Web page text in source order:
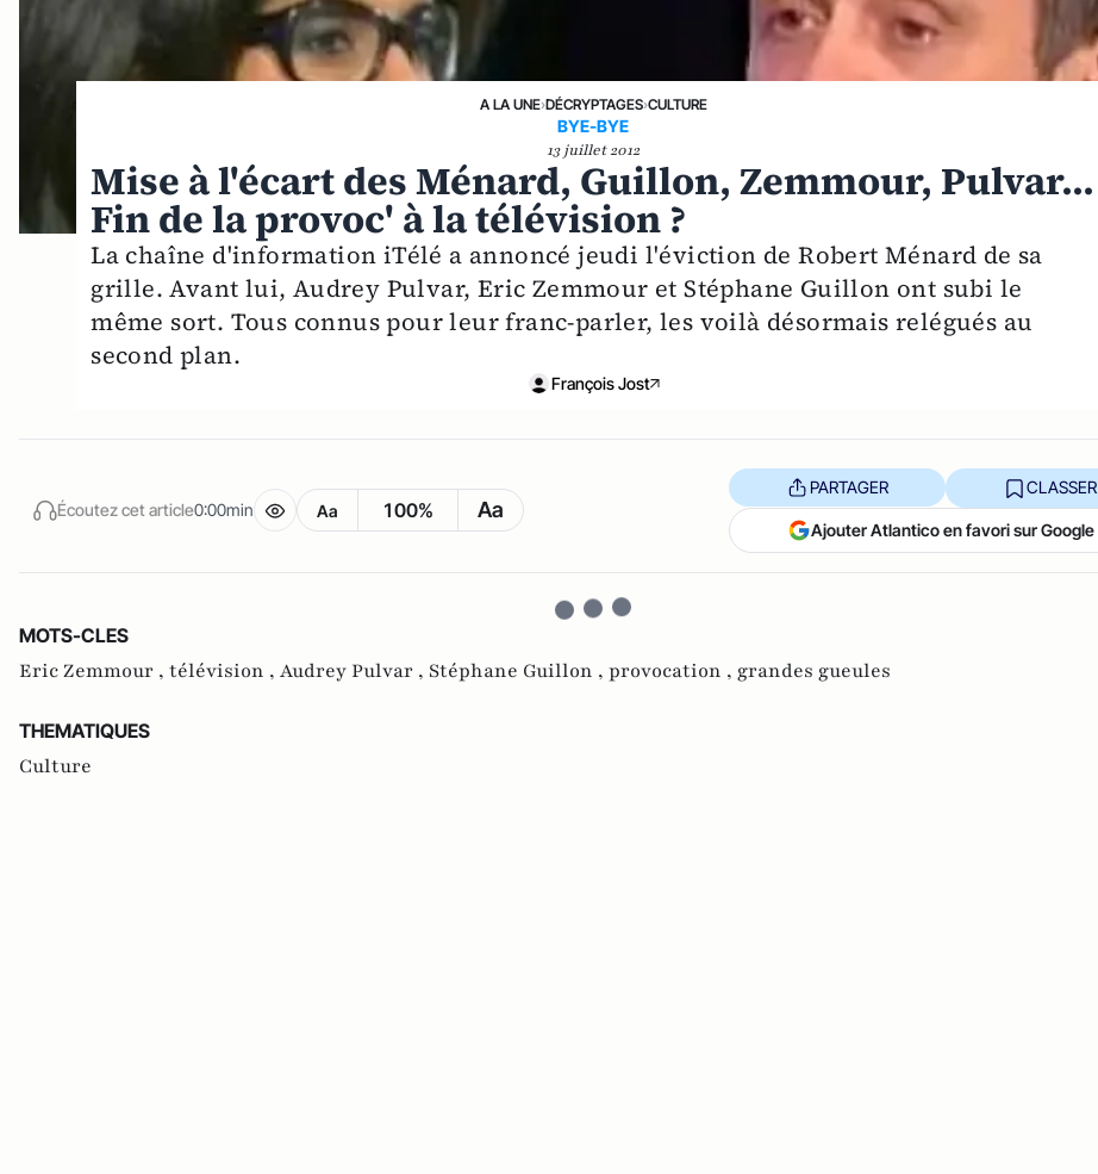
A LA UNE›DÉCRYPTAGES›CULTURE
BYE-BYE
13 juillet 2012
Mise à l'écart des Ménard, Guillon, Zemmour, Pulvar...
Fin de la provoc' à la télévision ?
La chaîne d'information iTélé a annoncé jeudi l'éviction de Robert Ménard de sa
grille. Avant lui, Audrey Pulvar, Eric Zemmour et Stéphane Guillon ont subi le
même sort. Tous connus pour leur franc-parler, les voilà désormais relégués au
second plan.
François Jost
Écoutez cet article0:00min Aa 100% Aa
PARTAGER CLASSER
Ajouter Atlantico en favori sur Google
MOTS-CLES
Eric Zemmour , télévision , Audrey Pulvar , Stéphane Guillon , provocation , grandes gueules
THEMATIQUES
Culture